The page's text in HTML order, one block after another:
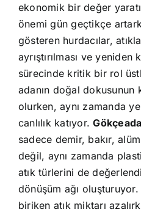
ekonomik bir değer
önemi gün geçtikçe
gösteren hurdacılar,
ayrıştırılması ve yeniden
sürecinde kritik bir rol
adanın doğal dokusunun
olurken, aynı zamanda
canlılık katıyor.
sadece demir, bakır,
değil, aynı zamanda
atık türlerini de
dönüşüm ağı
biriken atık miktarı